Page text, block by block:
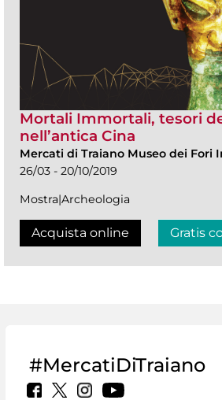
Mortali Immortali, tesori
nell’antica Cina
Mercati di Traiano Museo dei Fori
26/03 - 20/10/2019
Mostra|Archeologia
Acquista online Gratis
#MercatiDiTraiano